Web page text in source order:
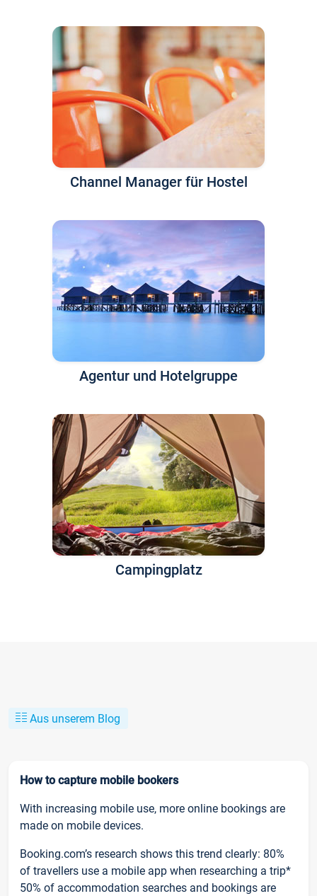
Channel Manager für Hostel
Agentur und Hotelgruppe
Campingplatz
Aus unserem Blog
How to capture mobile bookers
With increasing mobile use, more online bookings are
made on mobile devices.
Booking.com’s research shows this trend clearly: 80%
of travellers use a mobile app when researching a trip*
50% of accommodation searches and bookings are